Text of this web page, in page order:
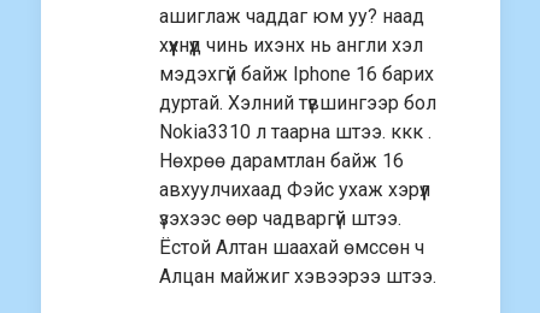
ашиглаж чаддаг юм уу? наад
хүүхнүүд чинь ихэнх нь англи хэл
мэдэхгүй байж Iphone 16 барих
дуртай. Хэлний түвшингээр бол
Nokia3310 л таарна штээ. ккк .
Нөхрөө дарамтлан байж 16
авхуулчихаад Фэйс ухаж хэрүүл
үзэхээс өөр чадваргүй штээ.
Ёстой Алтан шаахай өмссөн ч
Алцан майжиг хэвээрээ штээ.